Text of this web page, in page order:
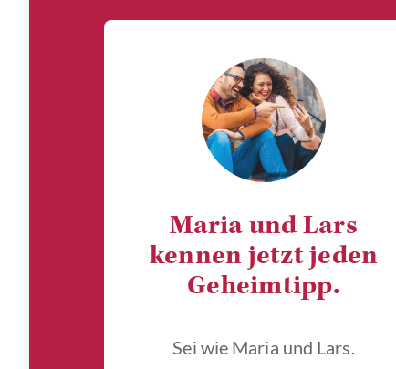
Maria und Lars
kennen jetzt jeden
Geheimtipp.
Sei wie Maria und Lars.